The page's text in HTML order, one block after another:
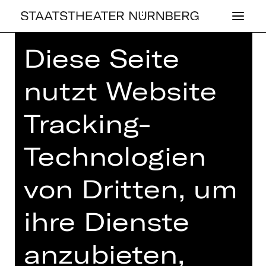
Home>Spielplan 26/27> Aqua
Tofana
SCHAUSPIEL
AQUA TOFANA
von Ivana Sokola
Regie: Therese von Aretin
Freitag, 15.01.2027
20.00 Uhr
Diese Seite
nutzt Website
Tracking-
Technologien
von Dritten, um
ihre Dienste
anzubieten,